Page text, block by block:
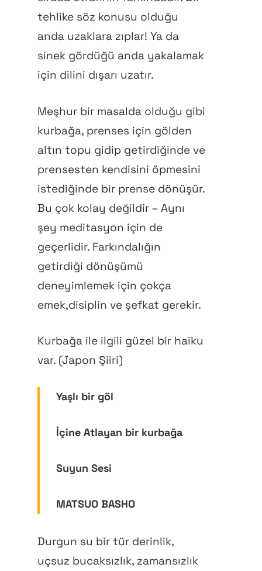
tehlike söz konusu olduğu
anda uzaklara zıplar! Ya da
sinek gördüğü anda yakalamak
için dilini dışarı uzatır.
Meşhur bir masalda olduğu gibi
kurbağa, prenses için gölden
altın topu gidip getirdiğinde ve
prensesten kendisini öpmesini
istediğinde bir prense dönüşür.
Bu çok kolay değildir – Aynı
şey meditasyon için de
geçerlidir. Farkındalığın
getirdiği dönüşümü
deneyimlemek için çokça
emek,disiplin ve şefkat gerekir.
Kurbağa ile ilgili güzel bir haiku
var. (Japon Şiiri)
Yaşlı bir göl
İçine Atlayan bir kurbağa
Suyun Sesi
MATSUO BASHO
Durgun su bir tür derinlik,
uçsuz bucaksızlık, zamansızlık